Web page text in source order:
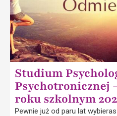
Studium
Psychotronicznej
roku szkolnym
Pewnie już od paru lat